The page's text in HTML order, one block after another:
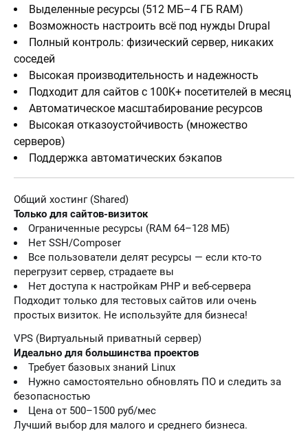
Выделенные ресурсы (512 МБ–4 ГБ RAM)
Возможность настроить всё под нужды Drupal
Полный контроль: физический сервер, никаких
соседей
Высокая производительность и надежность
Подходит для сайтов с 100K+ посетителей в месяц
Автоматическое масштабирование ресурсов
Высокая отказоустойчивость (множество
серверов)
Поддержка автоматических бэкапов
Общий хостинг (Shared)
Только для сайтов-визиток
Ограниченные ресурсы (RAM 64–128 МБ)
Нет SSH/Composer
Все пользователи делят ресурсы — если кто-то
перегрузит сервер, страдаете вы
Нет доступа к настройкам PHP и веб-сервера
Подходит только для тестовых сайтов или очень
простых визиток. Не используйте для бизнеса!
VPS (Виртуальный приватный сервер)
Идеально для большинства проектов
Требует базовых знаний Linux
Нужно самостоятельно обновлять ПО и следить за
безопасностью
Цена от 500–1500 руб/мес
Лучший выбор для малого и среднего бизнеса.